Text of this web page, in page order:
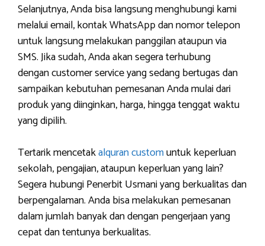
Selanjutnya, Anda bisa langsung menghubungi kami
melalui email, kontak WhatsApp dan nomor telepon
untuk langsung melakukan panggilan ataupun via
SMS. Jika sudah, Anda akan segera terhubung
dengan customer service yang sedang bertugas dan
sampaikan kebutuhan pemesanan Anda mulai dari
produk yang diinginkan, harga, hingga tenggat waktu
yang dipilih.
Tertarik mencetakalquran customuntuk keperluan
sekolah, pengajian, ataupun keperluan yang lain?
Segera hubungi Penerbit Usmani yang berkualitas dan
berpengalaman. Anda bisa melakukan pemesanan
dalam jumlah banyak dan dengan pengerjaan yang
cepat dan tentunya berkualitas.